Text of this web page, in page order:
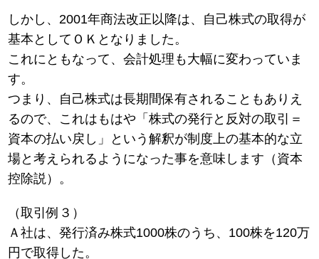
しかし、2001年商法改正以降は、自己株式の取得が
基本としてＯＫとなりました。
これにともなって、会計処理も大幅に変わっていま
す。
つまり、自己株式は長期間保有されることもありえ
るので、これはもはや「株式の発行と反対の取引＝
資本の払い戻し」という解釈が制度上の基本的な立
場と考えられるようになった事を意味します（資本
控除説）。
（取引例３）
Ａ社は、発行済み株式1000株のうち、100株を120万
円で取得した。